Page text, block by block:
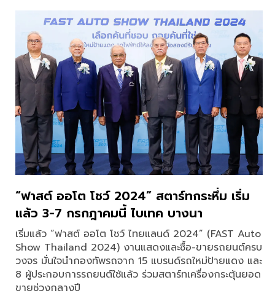
“ฟาสต์ ออโต โชว์ 2024” สตาร์ทกระหึ่ม เริ่ม
แล้ว 3-7 กรกฎาคมนี้ ไบเทค บางนา
เริ่มแล้ว “ฟาสต์ ออโต โชว์ ไทยแลนด์ 2024” (FAST Auto
Show Thailand 2024) งานแสดงและซื้อ-ขายรถยนต์ครบ
วงจร มั่นใจนำกองทัพรถจาก 15 แบรนด์รถใหม่ป้ายแดง และ
8 ผู้ประกอบการรถยนต์ใช้แล้ว ร่วมสตาร์ทเครื่องกระตุ้นยอด
ขายช่วงกลางปี